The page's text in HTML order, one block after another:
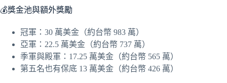
💰獎金池與額外獎勵
冠軍：30 萬美金（約台幣 983 萬）
亞軍：22.5 萬美金（約台幣 737 萬）
季軍與殿軍：17.25 萬美金（約台幣 565 萬）
第五名也有保底 13 萬美金（約台幣 426 萬）